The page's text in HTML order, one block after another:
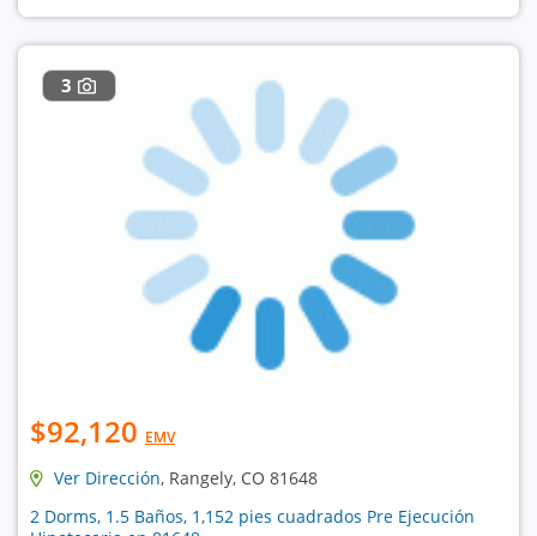
3
$92,120 EMV
Ver Dirección, Rangely, CO 81648
2 Dorms, 1.5 Baños, 1,152 pies cuadrados Pre Ejecución